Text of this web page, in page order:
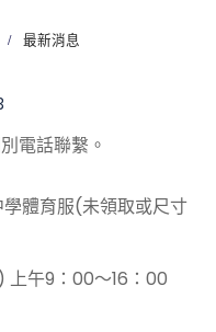
最新消息
電話聯繫。
體育服(未領取或尺寸
午9：00～16：00